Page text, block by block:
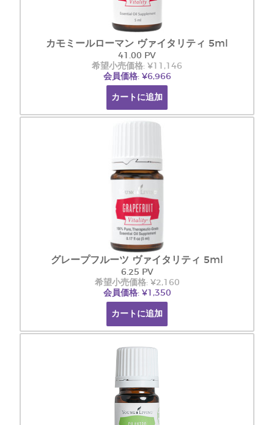
カモミールローマン ヴァイタリティ 5ml
41.00 PV
希望小売価格: ¥11,146
会員価格: ¥6,966
カートに追加
グレープフルーツ ヴァイタリティ 5ml
6.25 PV
希望小売価格: ¥2,160
会員価格: ¥1,350
カートに追加